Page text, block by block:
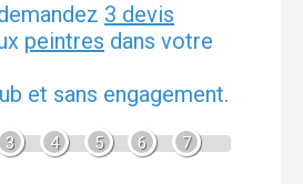
3 devis
peintres dans votre
et sans engagement.
3 4 5 6 7